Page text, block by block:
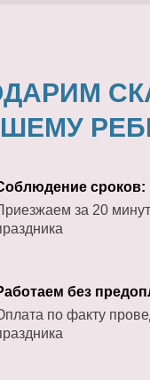
сроков:
за 20
без
по факту